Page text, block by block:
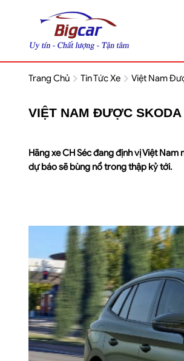
Trang Chủ Tin Tức Xe Việt Nam
VIỆT NAM ĐƯỢC
Hãng xe CH Séc đang định vị Việt
dự báo sẽ bùng nổ trong thập kỷ tới.